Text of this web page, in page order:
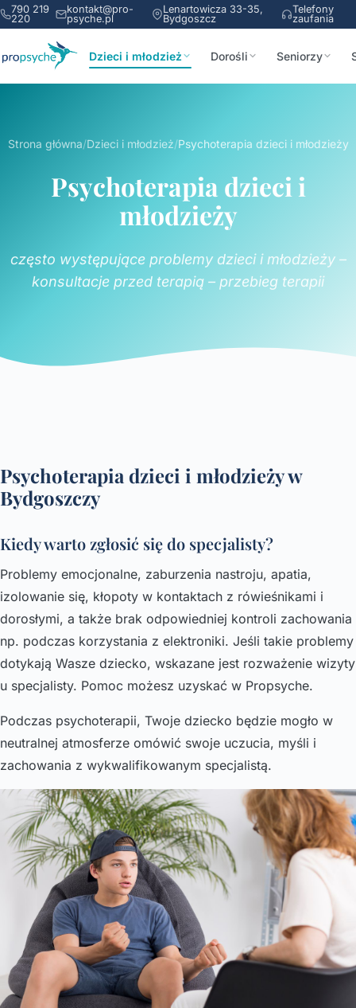
790 219
220
kontakt@pro-
psyche.pl
Lenartowicza 33-35,
Bydgoszcz
Telefony
zaufania
Dzieci i młodzież Dorośli Seniorzy
Strona główna/Dzieci i młodzież/Psychoterapia dzieci i młodzieży
Psychoterapia dzieci i
młodzieży
często występujące problemy dzieci i młodzieży –
konsultacje przed terapią – przebieg terapii
Psychoterapia dzieci i młodzieży w
Bydgoszczy
Kiedy warto zgłosić się do specjalisty?
Problemy emocjonalne, zaburzenia nastroju, apatia,
izolowanie się, kłopoty w kontaktach z rówieśnikami i
dorosłymi, a także brak odpowiedniej kontroli zachowania
np. podczas korzystania z elektroniki. Jeśli takie problemy
dotykają Wasze dziecko, wskazane jest rozważenie wizyty
u specjalisty. Pomoc możesz uzyskać w Propsyche.
Podczas psychoterapii, Twoje dziecko będzie mogło w
neutralnej atmosferze omówić swoje uczucia, myśli i
zachowania z wykwalifikowanym specjalistą.